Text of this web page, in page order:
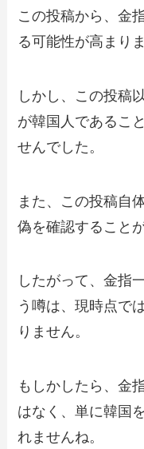
この投稿から、金
る可能性が高まり
しかし、この投稿
が韓国人であるこ
せんでした。
また、この投稿自
偽を確認すること
したがって、金指
う噂は、現時点で
りません。
もしかしたら、金
はなく、単に韓国
れませんね。